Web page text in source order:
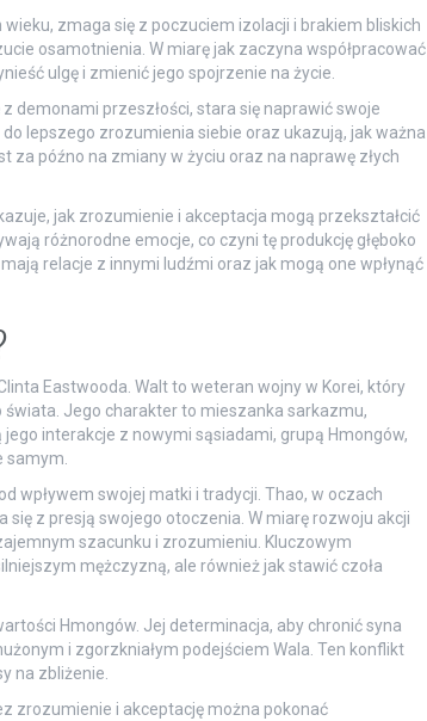
wieku, zmaga się z poczuciem izolacji i brakiem bliskich
osamotnienia. W miarę jak zaczyna współpracować
ulgę i zmienić jego spojrzenie na życie.
przeszłości, stara się naprawić swoje
lepszego zrozumienia siebie oraz ukazują, jak ważna
za późno na zmiany w życiu oraz na naprawę złych
jak zrozumienie i akceptacja mogą przekształcić
różnorodne emocje, co czyni tę produkcję głęboko
relacje z innymi ludźmi oraz jak mogą one wpłynąć
Eastwooda. Walt to weteran wojny w Korei, który
Jego charakter to mieszanka sarkazmu,
interakcje z nowymi sąsiadami, grupą Hmongów,
samym.
wpływem swojej matki i tradycji. Thao, w oczach
z presją swojego otoczenia. W miarę rozwoju akcji
szacunku i zrozumieniu. Kluczowym
mężczyzną, ale również jak stawić czoła
Hmongów. Jej determinacja, aby chronić syna
i zgorzkniałym podejściem Wala. Ten konflikt
na zbliżenie.
zrozumienie i akceptację można pokonać